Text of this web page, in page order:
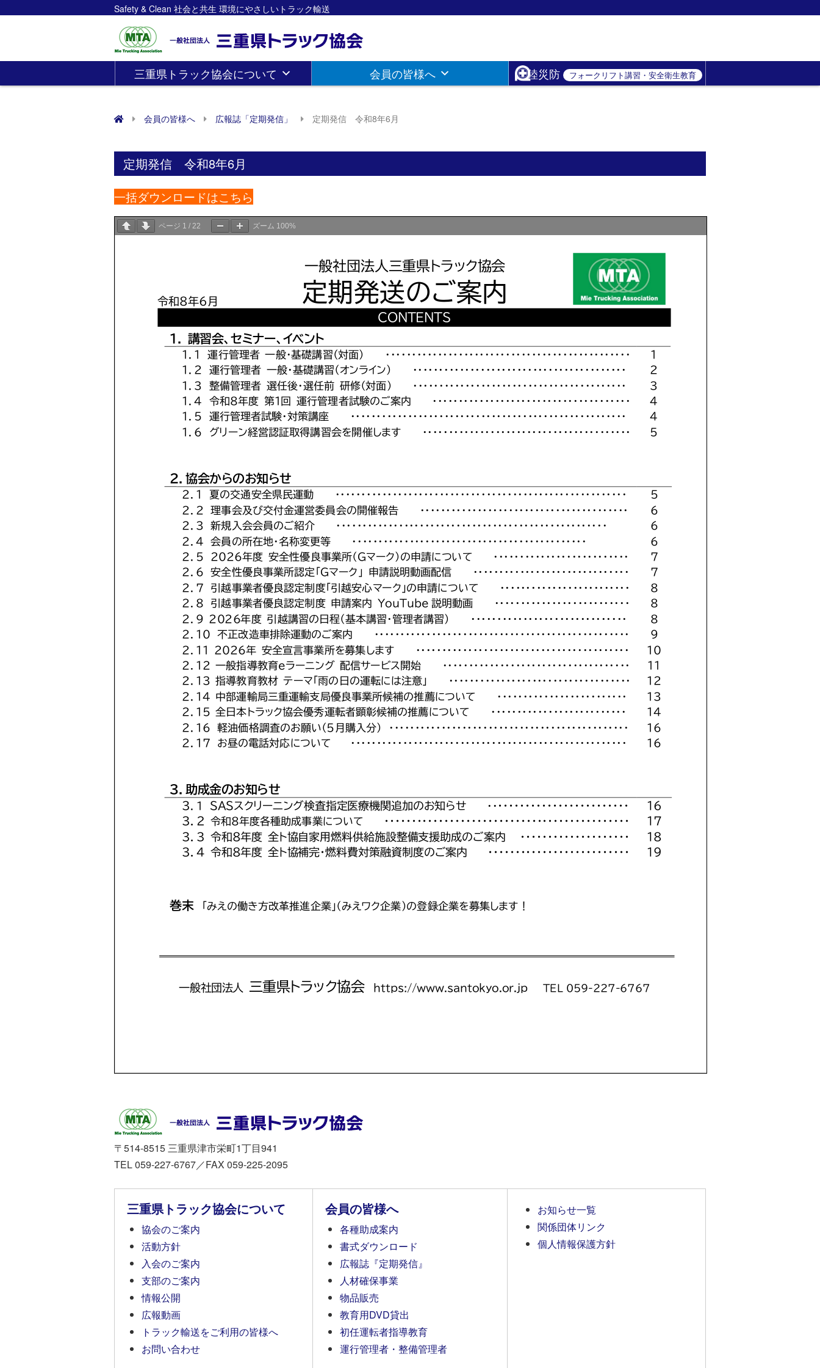
Safety & Clean 社会と共生 環境にやさしいトラック輸送
三重県トラック協会について 会員の皆様へ 陸災防 フォークリフト講習・安全衛生教育
会員の皆様へ 広報誌「定期発信」 定期発信 令和8年6月
定期発信 令和8年6月
一括ダウンロードはこちら
ページ 1 / 22 ズーム 100%
〒514-8515 三重県津市栄町1丁目941
TEL 059-227-6767／FAX 059-225-2095
三重県トラック協会について
協会のご案内
活動方針
入会のご案内
支部のご案内
情報公開
広報動画
トラック輸送をご利用の皆様へ
お問い合わせ
会員の皆様へ
各種助成案内
書式ダウンロード
広報誌『定期発信』
人材確保事業
物品販売
教育用DVD貸出
初任運転者指導教育
運行管理者・整備管理者
お知らせ一覧
関係団体リンク
個人情報保護方針